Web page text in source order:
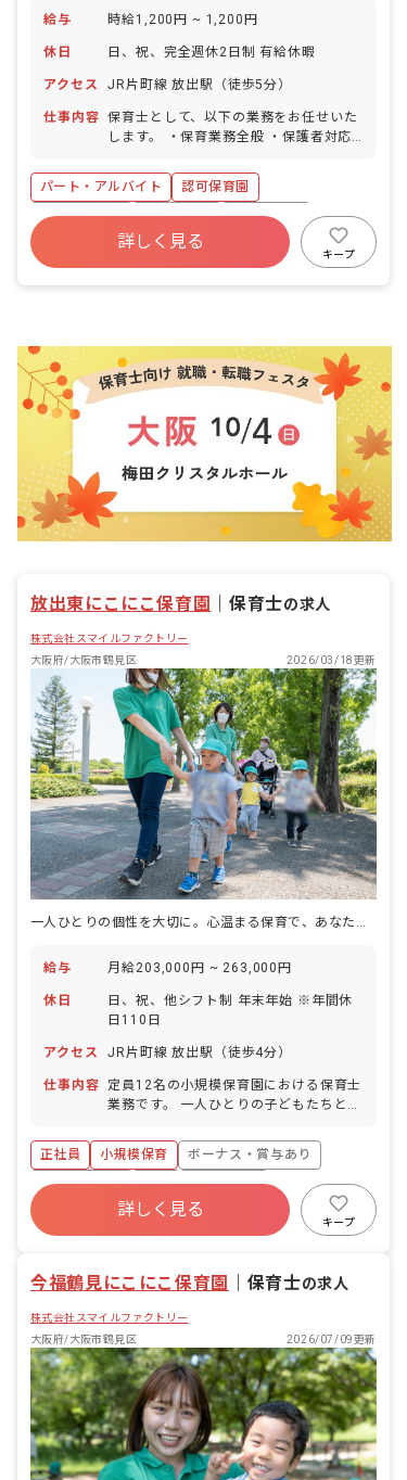
給与 時給1,200円 ~ 1,200円
休日 日、祝、完全週休2日制 有給休暇
アクセス JR片町線 放出駅（徒歩5分）
仕事内容 保育士として、以下の業務をお任せいた
します。 ・保育業務全般 ・保護者対応
ひとりに寄り添い、深く関わりながら保
育を行える環境です。子どもたちの成長
を保護者様と共に喜び、サポートしてい
くやりがいのあるお仕事です。 安心して
長く働けるよう、サポート体制も充実し
園担当に相談できる環境
パート・アルバイト
認可保育園
社会保険完備
残業少なめ
未経験歓迎
交通費支給
詳しく見る
キープ
放出東にこにこ保育園 ｜保育士の求人
株式会社スマイルファクトリー
大阪府/大阪市鶴見区
2026/03/18更新
一人ひとりの個性を大切に。心温まる保育で、あなたの夢を咲かせましょう。
給与 月給203,000円 ~ 263,000円
休日
日、祝、他シフト制 年末年始 ※年間休
日110日
アクセス JR片町線 放出駅（徒歩4分）
仕事内容
定員12名の小規模保育園における保育士
業務です。 一人ひとりの子どもたちと深
務内容: ・0歳から2歳児の保育業務、お
よび保護者対応 ・保育関連書類の作成
・園児の受け入れ、健康状態の確認 ・食
事の介助 ・園内の清掃業務
正社員 小規模保育
ボーナス・賞与あり
社会保険完備
有給
残業少なめ
昇給昇進あり
乳児保育のみ
詳しく見る
キープ
今福鶴見にこにこ保育園 保育士の求人
株式会社スマイルファクトリー
大阪府/大阪市鶴見区
2026/07/09更新